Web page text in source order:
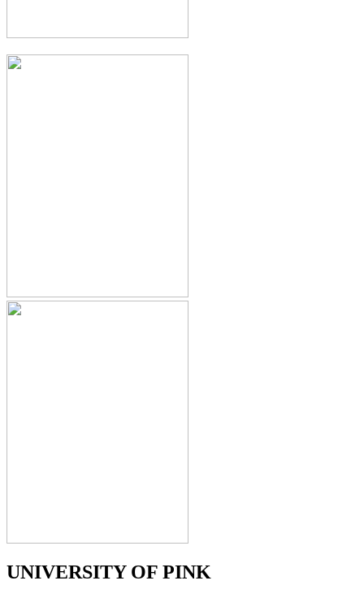
UNIVERSITY OF PINK